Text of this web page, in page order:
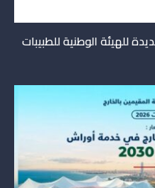
للهيئة الوطنية للطبيبات